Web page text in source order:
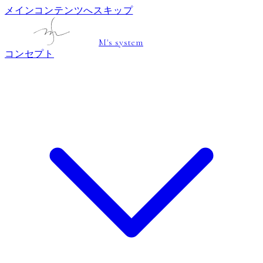
メインコンテンツへスキップ
M's system
コンセプト